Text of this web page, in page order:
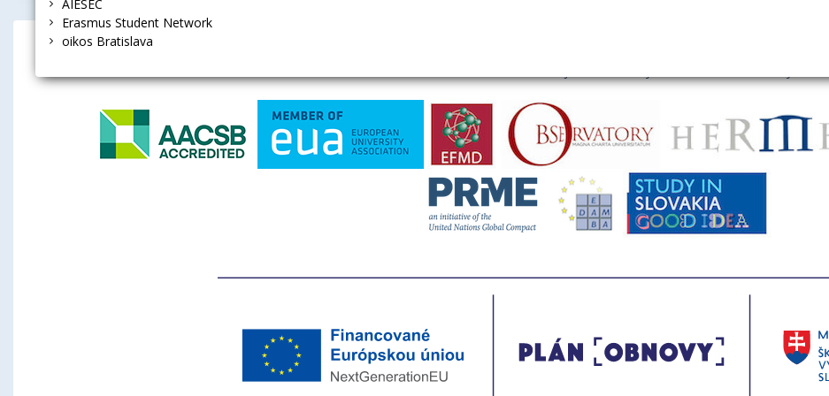
AIESEC
Erasmus Student Network
oikos Bratislava
V roku 2008 sa naša Ekonomická univerzita v Bratislave pripojila k iniciatíve UN Global Compact a zodpovedne dodržiava jej zásady
v oblasti ľudských práv, práce, životného prostredia a boja proti korupcii.